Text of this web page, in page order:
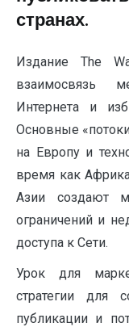
странах.
Издание The
взаимосвязь
Интернета и
Основные
на Европу и
время как
Азии создают
ограничений и
доступа к Сети.
Урок для
стратегии для
публикации и